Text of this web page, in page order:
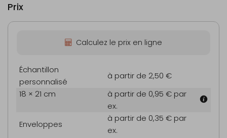
Prix
Calculez le prix en ligne
Échantillon
personnalisé
à partir de 2,50 €
18 × 21 cm
à partir de 0,95 € par
ex.
Enveloppes
à partir de 0,35 € par
ex.